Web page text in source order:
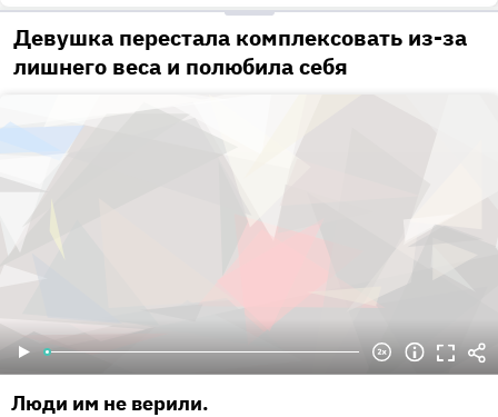
Девушка перестала комплексовать из-за
лишнего веса и полюбила себя
Люди им не верили.